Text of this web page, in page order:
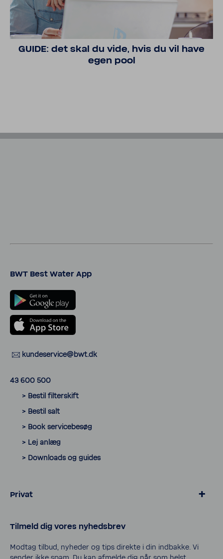
GUIDE: det skal du vide, hvis du vil have
egen pool
BWT Best Water App
kunde­ser­vice@bwt.dk
43 600 500
> Bestil filter­skift
> Bestil salt
> Book servicebesøg
> Lej anlæg
> Down­loads og guides
Privat
> Salt og tilbehør til blødgøring
> Vand­filtre til vand­hanen
Tilmeld dig vores nyheds­brev
Modtag tilbud, nyheder og tips direkte i din indbakke. Vi